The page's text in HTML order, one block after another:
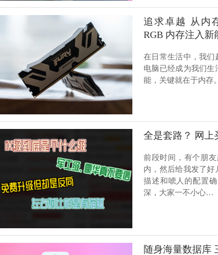
追求卓越 从内
RGB 内存注入新
在日常生活中，我们
电脑已经成为我们
能，关键就在于内存
全是套路？ 网上
前段时间，有个朋
内，然后给我发了
描述和唬人的配置
深，大家一不小心…
随身海量数据库